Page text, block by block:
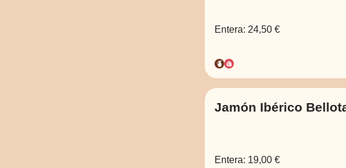
Entera: 24,50 €
Jamón Ibérico
Entera: 19,00 €